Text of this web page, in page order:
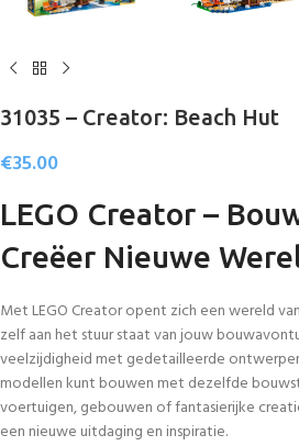
31035 – Creator: Beach Hut
€35.00
LEGO Creator –
Creëer Nieuwe
Met LEGO Creator opent zich een wereld
zelf aan het stuur staat van jouw
veelzijdigheid met gedetailleerde
modellen kunt bouwen met dezelfde
voertuigen, gebouwen of fantasierijke
een nieuwe uitdaging en inspiratie.